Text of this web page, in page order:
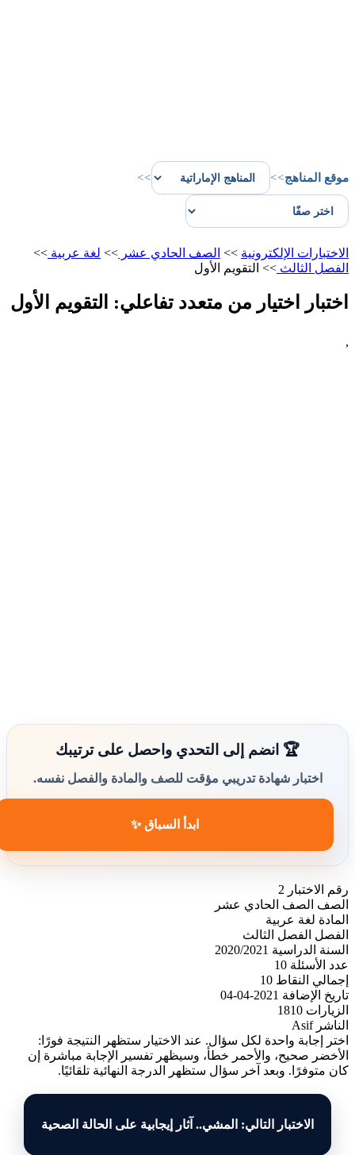
موقع المناهج>>
>>
الاختبارات الإلكترونية >> الصف الحادي عشر >> لغة عربية >>
الفصل الثالث >> التقويم الأول
اختبار اختيار من متعدد تفاعلي: التقويم الأول
🏆 انضم إلى التحدي واحصل على ترتيبك
اختبار شهادة تدريبي مؤقت للصف والمادة والفصل نفسه.
ابدأ السباق ✨
رقم الاختبار 2
الصف
الصف الحادي عشر
المادة لغة عربية
الفصل
الفصل الثالث
السنة الدراسية
2020/2021
عدد الأسئلة 10
إجمالي النقاط 10
تاريخ الإضافة
2021-04-04
الزيارات 1810
الناشر Asif
اختر إجابة واحدة لكل سؤال. عند الاختيار ستظهر النتيجة فورًا:
الأخضر صحيح، والأحمر خطأ، وسيظهر تفسير الإجابة مباشرة إن
كان متوفرًا. وبعد آخر سؤال ستظهر الدرجة النهائية تلقائيًا.
الاختبار التالي: المشي.. آثار إيجابية على الحالة الصحية